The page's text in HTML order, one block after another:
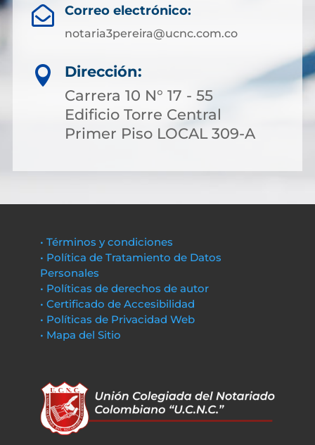
 Correo electrónico:
notaria3pereira@ucnc.com.co

Dirección:
Carrera 10 N° 17 - 55
Edificio Torre Central
Primer Piso LOCAL 309-A
• Términos y condiciones
• Política de Tratamiento de Datos
Personales
• Políticas de derechos de autor
• Certificado de Accesibilidad
• Políticas de Privacidad Web
• Mapa del Sitio